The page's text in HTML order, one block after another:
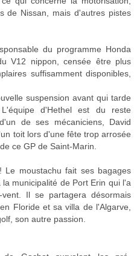
de Nissan, mais d'autres pistes
du programme Honda
V12 nippon, censée être plus
suffisamment disponibles,
suspension avant qui tarde
d'Hethel est du reste
de ses mécaniciens, David
toit lors d'une fête trop arrosée
ce GP de Saint-Marin.
moustachu fait ses bagages
municipalité de Port Erin qui l'a
Il se partagera désormais
Floride et sa villa de l'Algarve,
son autre passion.